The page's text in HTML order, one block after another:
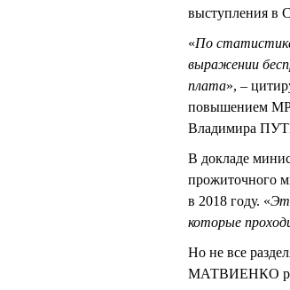
выступления в
«По
выражении
плата», –
повышением
Владимира
В докладе
прожиточного
в 2018 году. «
которые
Но не все
МАТВИЕНКО